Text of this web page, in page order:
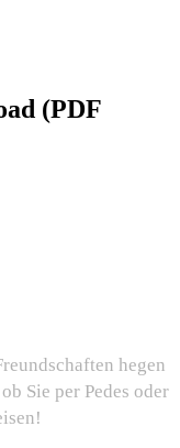
(PDF
hegen
Sie per Pedes oder